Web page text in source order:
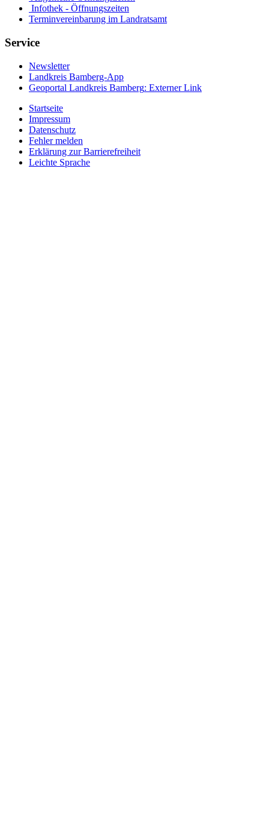
Infothek - Öffnungszeiten
Terminvereinbarung im Landratsamt
Service
Newsletter
Landkreis Bamberg-App
Geoportal Landkreis Bamberg: Externer Link
Startseite
Impressum
Datenschutz
Fehler melden
Erklärung zur Barrierefreiheit
Leichte Sprache